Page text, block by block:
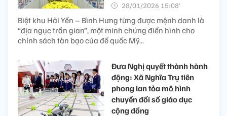
28/01/2026 15:08’
Biệt khu Hải Yến – Bình Hưng từng được mệnh danh là
“địa ngục trần gian”, một minh chứng điển hình cho
chính sách tàn bạo của đế quốc Mỹ...
Đưa Nghị quyết thành hành
động: Xã Nghĩa Trụ tiên
phong lan tỏa mô hình
chuyển đổi số giáo dục
cộng đồng